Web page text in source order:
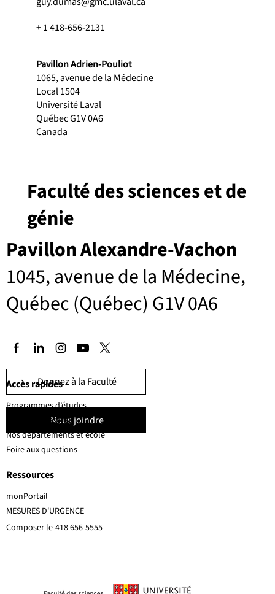
+ 1 418-656-2131
Pavillon Adrien-Pouliot
1065, avenue de la Médecine
Local 1504
Université Laval
Québec G1V 0A6
Canada
Pavillon Alexandre-Vachon
1045, avenue de la Médecine,
Québec (Québec) G1V 0A6
Faculté des sciences et de
génie
Donnez à la Faculté
Nous joindre
MESURES D'URGENCE
Composer le 418 656-5555
Accès rapides
Ressources
Programmes d’études
Corps professoral
Nos départements et école
Foire aux questions
monPortail